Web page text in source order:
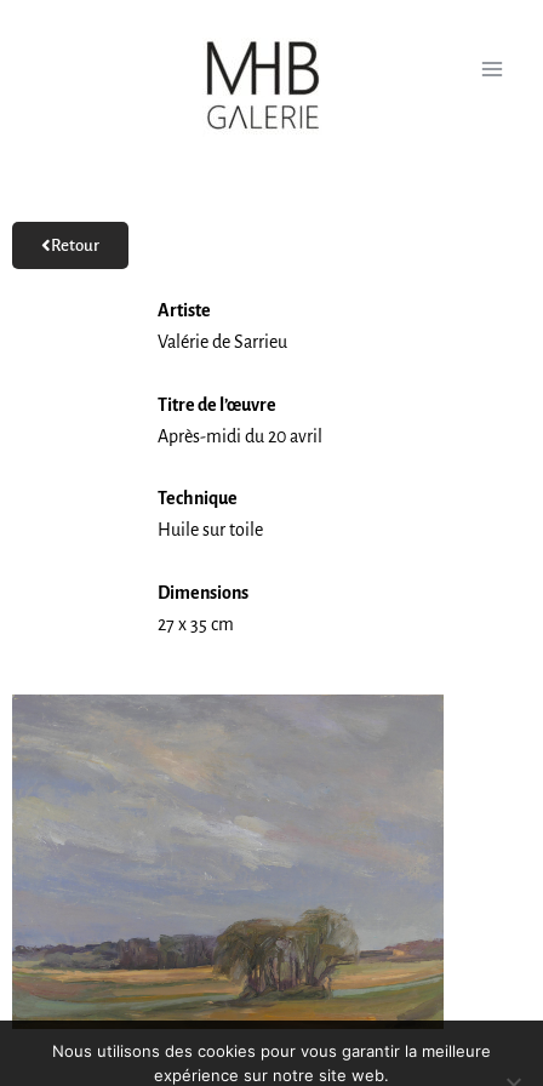
Retour
Artiste
Valérie de Sarrieu
Titre de l’œuvre
Après-midi du 20 avril
Technique
Huile sur toile
Dimensions
27 x 35 cm
Nous utilisons des cookies pour vous garantir la meilleure
expérience sur notre site web.